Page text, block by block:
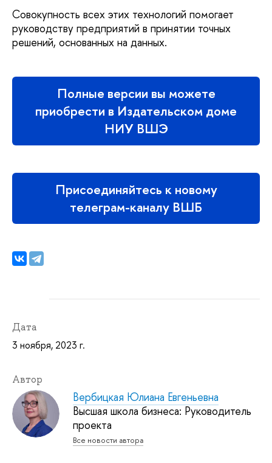
Совокупность всех этих технологий помогает
руководству предприятий в принятии точных
решений, основанных на данных.
Полные версии вы можете
приобрести в Издательском доме
НИУ ВШЭ
Присоединяйтесь к новому
телеграм-каналу ВШБ
Дата
3 ноября, 2023 г.
Автор
Вербицкая Юлиана Евгеньевна
Высшая школа бизнеса: Руководитель
проекта
Все новости автора